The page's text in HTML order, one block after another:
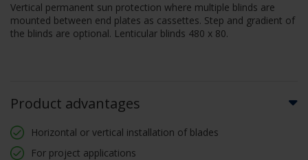
Vertical permanent sun protection where multiple blinds are
mounted between end plates as cassettes. Step and gradient of
the blinds are optional. Lenticular blinds 480 x 80.
Product advantages
Horizontal or vertical installation of blades
For project applications